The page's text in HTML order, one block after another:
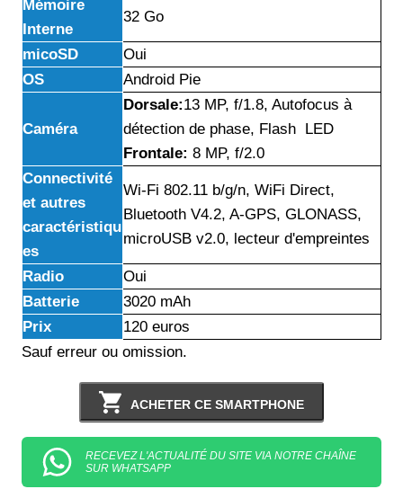
Mémoire
Interne
32 Go
micoSD
Oui
OS
Android Pie
Caméra
Dorsale:13 MP, f/1.8, Autofocus à
détection de phase, Flash LED
Frontale: 8 MP, f/2.0
Connectivité
et autres
caractéristiqu
es
Wi-Fi 802.11 b/g/n, WiFi Direct,
Bluetooth V4.2, A-GPS, GLONASS,
microUSB v2.0, lecteur d'empreintes
Radio
Oui
Batterie
3020 mAh
Prix
120 euros
Sauf erreur ou omission.
ACHETER CE SMARTPHONE
RECEVEZ L'ACTUALITÉ DU SITE VIA NOTRE CHAÎNE
SUR WHATSAPP